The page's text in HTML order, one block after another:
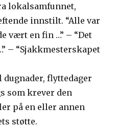
lokalsamfunnet,
innstilt. “Alle var
vært en fin …” – “Det
– “Sjakkmesterskapet
flyttedager
som krever den
på en eller annen
støtte.